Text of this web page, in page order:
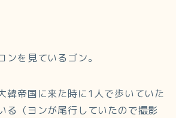
ンを見ているゴン。
韓帝国に来た時に1人で歩いていた
る（ヨンが尾行していたので撮影